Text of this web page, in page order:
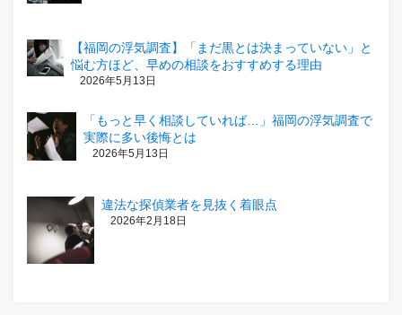
【福岡の浮気調査】「まだ黒とは決まっていない」と
悩む方ほど、早めの相談をおすすめする理由
2026年5月13日
「もっと早く相談していれば…」福岡の浮気調査で
実際に多い後悔とは
2026年5月13日
違法な探偵業者を見抜く着眼点
2026年2月18日